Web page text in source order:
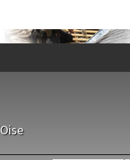
Tarbes
Le Havre